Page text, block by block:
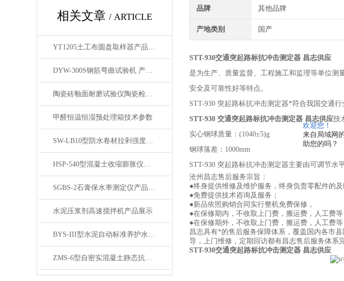
欢迎您！
来自局域网
助您的吗？
相关文章 / ARTICLE
YT1205土工布圆盘取样器产品展示
DYW-300S钢筋弯曲试验机 产品展示
陶瓷砖釉面耐磨试验仪陶瓷检测实验室仪器产品展示
甲醛恒温恒湿预处理箱技术参数
SW-LB10型防水卷材拉剥强度检测仪产品展示
HSP-540型混凝土收缩膨胀仪产品展示
SGBS-2石膏保水率测定仪产品展示
水泥压浆剂高速搅拌机产品展示
BYS-III型水泥自动标准养护水箱产品展示
ZMS-6型自密实混凝土静态抗离析性圆柱模产品展示
品牌 其他品牌
产地类别 国产
STT-930交通突起路标抗冲击测定器 昌志供应
是为生产、质量监督、工程施工和监理等单位测
安全及可靠性好等特点。
STT-930 突起路标抗冲击测定器*符合我国交通
STT-930 交通突起路标抗冲击测定器 昌志供应技
实心钢球质量： (1040±5)g
钢球落差： 1000mm
STT-930 突起路标抗冲击测定器主要由可调节水
沧州昌志售后服务宗旨：
●终身提供维修及维护服务，终身负责零配件的及
●免费提供技术咨询及服务；
●新品依照购销合同实行整机免费保修，
●在保修期内，不收取上门费，搬运费，人工费
●在保修期外，不收取上门费，搬运费，人工费
昌志具有*的售后服务保障体系，覆盖国内各市
导，上门维修，定期回访都有昌志售后服务体系完
STT-930交通突起路标抗冲击测定器 昌志供应